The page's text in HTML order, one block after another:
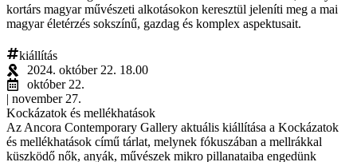
kortárs magyar művészeti alkotásokon keresztül jeleníti meg a mai
magyar életérzés sokszínű, gazdag és komplex aspektusait.
kiállítás
2024. október 22. 18.00
október 22.
| november 27.
Kockázatok és mellékhatások
Az Ancora Contemporary Gallery aktuális kiállítása a Kockázatok
és mellékhatások című tárlat, melynek fókuszában a mellrákkal
küszködő nők, anyák, művészek mikro pillanataiba engedünk